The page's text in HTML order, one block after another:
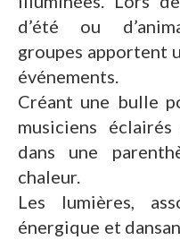
d’été ou
groupes apportent
événements.
Créant une bulle
musiciens
dans une
chaleur.
Les lumières,
énergique et